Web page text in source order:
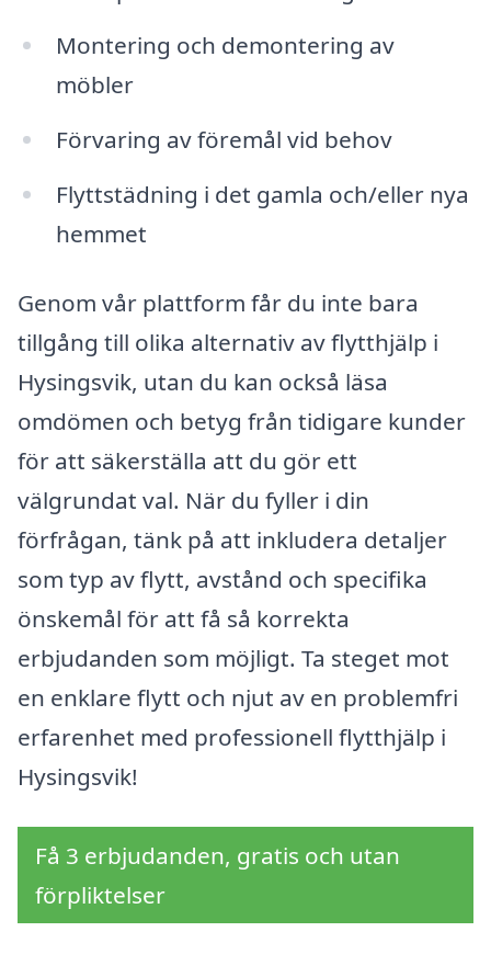
Montering och demontering av
möbler
Förvaring av föremål vid behov
Flyttstädning i det gamla och/eller nya
hemmet
Genom vår plattform får du inte bara
tillgång till olika alternativ av flytthjälp i
Hysingsvik, utan du kan också läsa
omdömen och betyg från tidigare kunder
för att säkerställa att du gör ett
välgrundat val. När du fyller i din
förfrågan, tänk på att inkludera detaljer
som typ av flytt, avstånd och specifika
önskemål för att få så korrekta
erbjudanden som möjligt. Ta steget mot
en enklare flytt och njut av en problemfri
erfarenhet med professionell flytthjälp i
Hysingsvik!
Få 3 erbjudanden, gratis och utan
förpliktelser